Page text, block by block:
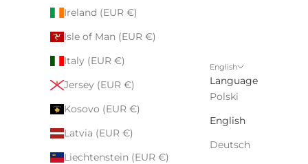
Ireland (EUR €)
Isle of Man (EUR €)
Italy (EUR €)
Jersey (EUR €)
Kosovo (EUR €)
Latvia (EUR €)
Liechtenstein (EUR €)
English
Language
Polski
English
Deutsch